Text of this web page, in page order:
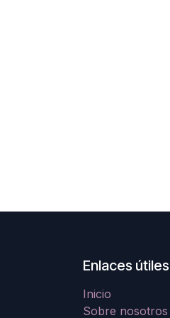
Enlaces útiles
Inicio
Sobre nosotros